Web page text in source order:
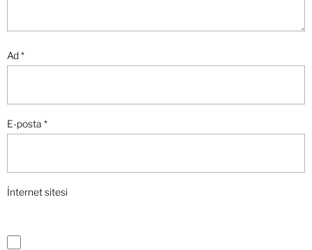
Ad*
E-posta *
İnternet sitesi